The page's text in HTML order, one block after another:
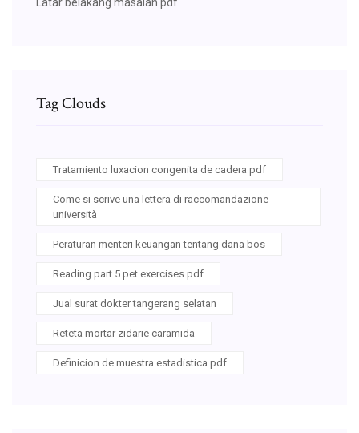
Tag Clouds
Tratamiento luxacion congenita de cadera pdf
Come si scrive una lettera di raccomandazione
università
Peraturan menteri keuangan tentang dana bos
Reading part 5 pet exercises pdf
Jual surat dokter tangerang selatan
Reteta mortar zidarie caramida
Definicion de muestra estadistica pdf